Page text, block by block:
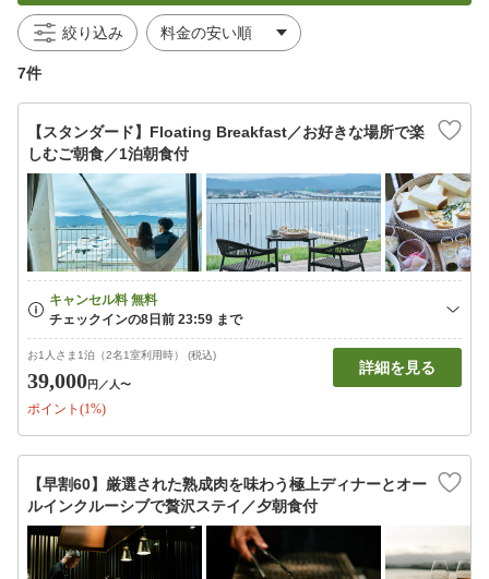
絞り込み
7件
【スタンダード】Floating Breakfast／お好きな場所で楽
しむご朝食／1泊朝食付
お1人さま1泊（2名1室利用時） (税込)
39,000円 ／人〜
ポイント(1%)
詳細を見る
【早割60】厳選された熟成肉を味わう極上ディナーとオー
ルインクルーシブで贅沢ステイ／夕朝食付